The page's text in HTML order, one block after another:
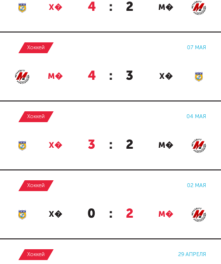
Х� 4 : 2 М�
Хоккей 07 МАЯ
М� 4 : 3 Х�
Хоккей 04 МАЯ
Х� 3 : 2 М�
Хоккей 02 МАЯ
Х� 0 : 2 М�
Хоккей 29 АПРЕЛЯ